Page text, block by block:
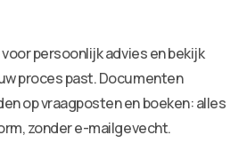
persoonlijk advies en bekijk
proces past. Documenten
op vraagposten en boeken: alles
zonder e-mailgevecht.